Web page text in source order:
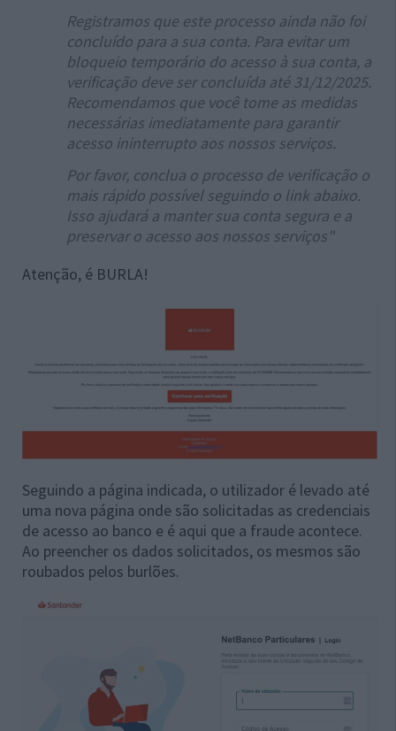
Registramos que este processo ainda não foi
concluído para a sua conta. Para evitar um
bloqueio temporário do acesso à sua conta, a
verificação deve ser concluída até31/12/2025.
Recomendamos que você tome as medidas
necessárias imediatamente para garantir
acesso ininterrupto aos nossos serviços.
Por favor, conclua o processo de verificação o
mais rápido possível seguindo o link abaixo.
Isso ajudará a manter sua conta segura e a
preservar o acesso aos nossos serviços"
Atenção, é BURLA!
Seguindo a página indicada, o utilizador é levado até
uma nova página onde são solicitadas as credenciais
de acesso ao banco e é aqui que a fraude acontece.
Ao preencher os dados solicitados, os mesmos são
roubados pelos burlões.